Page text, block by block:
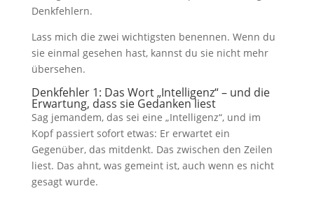
Denkfehlern.
Lass mich die zwei wichtigsten benennen. Wenn du
sie einmal gesehen hast, kannst du sie nicht mehr
übersehen.
Denkfehler 1: Das Wort „Intelligenz“ – und die
Erwartung, dass sie Gedanken liest
Sag jemandem, das sei eine „Intelligenz“, und im
Kopf passiert sofort etwas: Er erwartet ein
Gegenüber, das mitdenkt. Das zwischen den Zeilen
liest. Das ahnt, was gemeint ist, auch wenn es nicht
gesagt wurde.